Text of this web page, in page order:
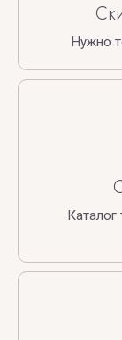
Нужно